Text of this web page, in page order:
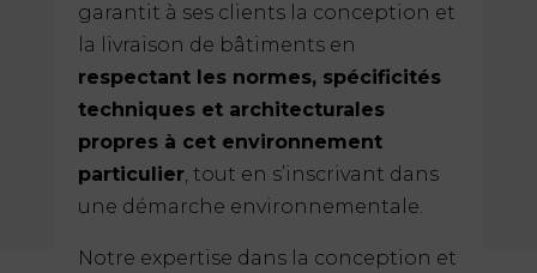
garantit à ses clients la conception et
la livraison de bâtiments en
respectant les normes, spécificités
techniques et architecturales
propres à cet environnement
particulier, tout en s’inscrivant dans
une démarche environnementale.
Notre expertise dans la conception et